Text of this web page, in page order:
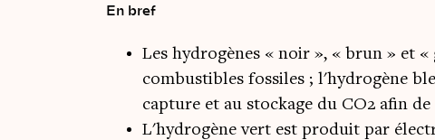
En bref
Les hydrogènes « noir », « brun » et
combustibles fossiles ; l'hydrogène
capture et au stockage du CO2 afin
L'hydrogène vert est produit par